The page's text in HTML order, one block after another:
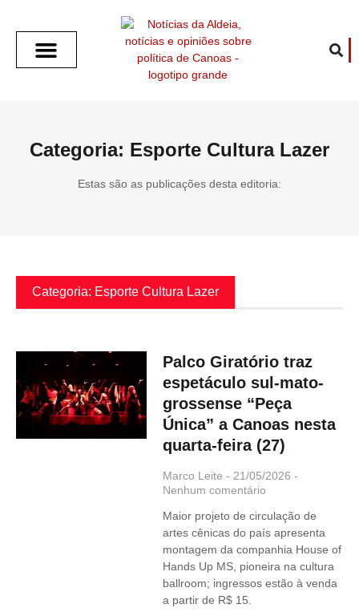
Categoria: Esporte Cultura Lazer
Estas são as publicações desta editoria:
Categoria: Esporte Cultura Lazer
Palco Giratório traz
espetáculo sul-mato-
grossense “Peça
Única” a Canoas nesta
quarta-feira (27)
Marco Leite
21/05/2026
Nenhum comentário
Maior projeto de circulação de
artes cênicas do país apresenta
montagem da companhia House of
Hands Up MS, pioneira na cultura
ballroom; ingressos estão à venda
a partir de R$ 15.